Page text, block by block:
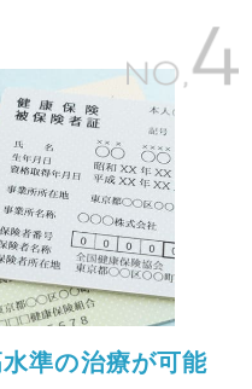
準の治療が可能